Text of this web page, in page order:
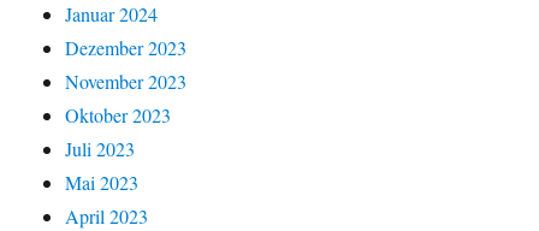
Januar 2024
Dezember 2023
November 2023
Oktober 2023
Juli 2023
Mai 2023
April 2023